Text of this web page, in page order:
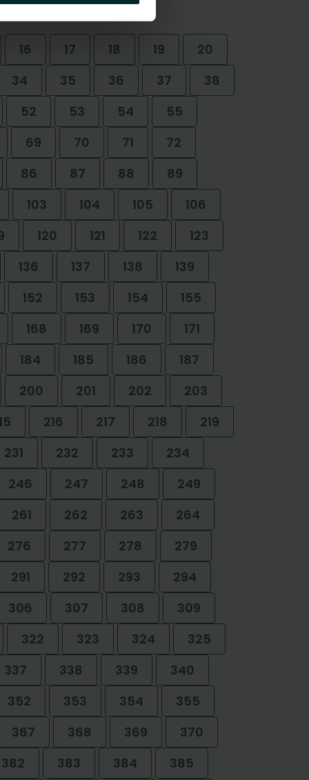
16 17 18 19
20
34
35 36 37
38
52
53 54
55
69
70 71
72
86
87 88
89
103
104 105
106
120 121 122
123
136
137 138
139
152
153 154
155
168
169 170
171
184
185 186
187
200
201 202
203
216 217 218
219
231
232 233
234
246
247 248
249
261
262 263
264
276
277 278
279
291
292 293
294
306
307 308
309
322
323 324
325
337
338 339
340
352
353 354
355
367
368 369
370
382
383 384 385